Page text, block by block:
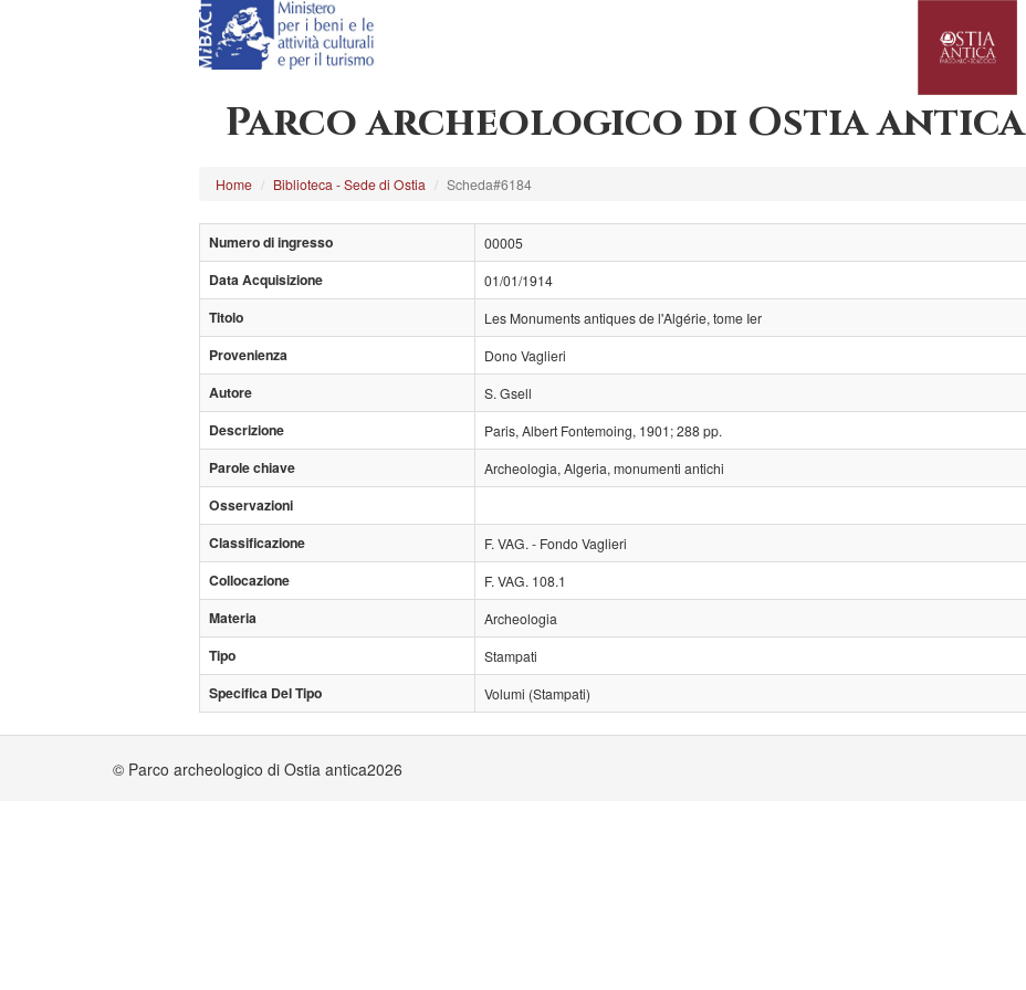
Parco archeologico di Ostia antica
Home Biblioteca - Sede di Ostia Scheda#6184
Numero di ingresso 00005
Data Acquisizione 01/01/1914
Titolo Les Monuments antiques de l'Algérie, tome Ier
Provenienza Dono Vaglieri
Autore S. Gsell
Descrizione Paris, Albert Fontemoing, 1901; 288 pp.
Parole chiave Archeologia, Algeria, monumenti antichi
Osservazioni
Classificazione
F. VAG. - Fondo Vaglieri
Collocazione F. VAG. 108.1
Materia Archeologia
Tipo Stampati
Specifica Del Tipo Volumi (Stampati)
© Parco archeologico di Ostia antica2026